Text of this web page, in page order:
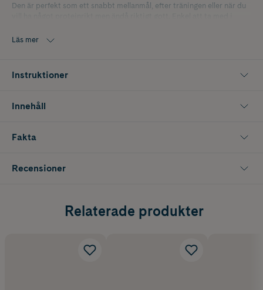
Den är perfekt som ett snabbt mellanmål, efter träningen eller när du
under dagen.
Läs mer
Instruktioner
Innehåll
Fakta
Recensioner
Relaterade produkter